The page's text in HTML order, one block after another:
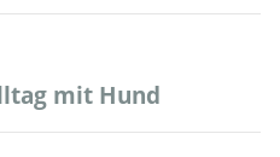
mit Hund